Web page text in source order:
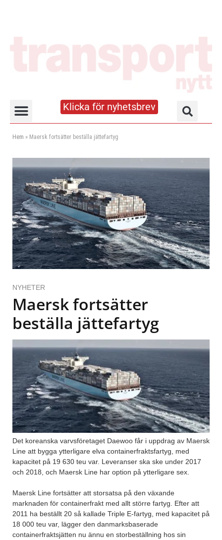
Klicka för nyhetsbrev
Hem » Maersk fortsätter beställa jättefartyg
NYHETER
Maersk fortsätter
beställa jättefartyg
Det koreanska varvsföretaget Daewoo får i uppdrag av Maersk
Line att bygga ytterligare elva containerfraktsfartyg, med
kapacitet på 19 630 teu var. Leveranser ska ske under 2017
och 2018, och Maersk Line har option på ytterligare sex.
Maersk Line fortsätter att storsatsa på den växande
marknaden för containerfrakt med allt större fartyg. Efter att
2011 ha beställt 20 så kallade Triple E-fartyg, med kapacitet på
18 000 teu var, lägger den danmarksbaserade
containerfraktsjätten nu ännu en storbeställning hos sin